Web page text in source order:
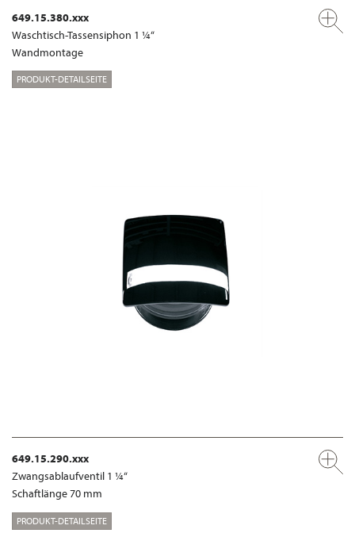
649.15.380.xxx
Waschtisch-Tassensiphon 1 ¼“
Wandmontage
PRODUKT-DETAILSEITE
649.15.290.xxx
Zwangsablaufventil 1 ¼“
Schaftlänge 70 mm
PRODUKT-DETAILSEITE